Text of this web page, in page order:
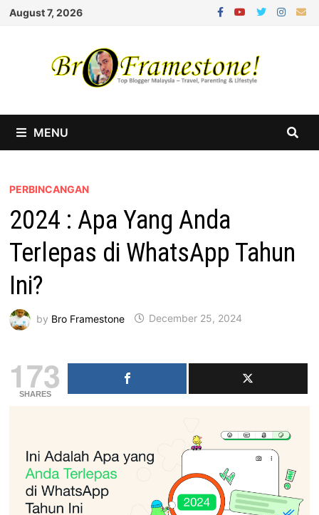
Skip
August 7, 2026
MENU
PERBINCANGAN
2024 : Apa Yang Anda
Terlepas di WhatsApp Tahun
Ini?
by Bro Framestone December 25, 2024
173
SHARES